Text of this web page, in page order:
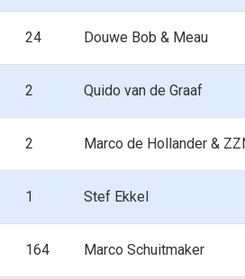
24 Douwe Bob & Meau
2 Quido van de Graaf
2 Marco de Hollander &
1 Stef Ekkel
164 Marco Schuitmaker